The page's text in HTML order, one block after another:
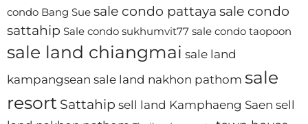
condo Bang Sue sale condo pattaya sale condo
sattahip Sale condo sukhumvit77 sale condo taopoon
sale land chiangmai sale land
kampangsean sale land nakhon pathom sale
resort Sattahip sell land Kamphaeng Saen sell